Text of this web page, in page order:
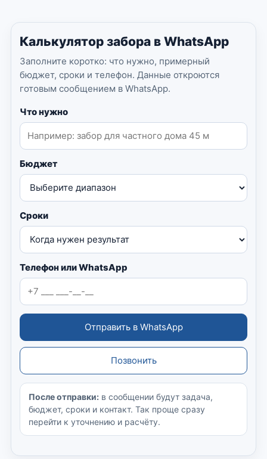
Калькулятор забора в WhatsApp
Заполните коротко: что нужно, примерный
бюджет, сроки и телефон. Данные откроются
готовым сообщением в WhatsApp.
Что нужно
Бюджет
Сроки
Телефон или WhatsApp
Отправить в WhatsApp
Позвонить
После отправки: в сообщении будут задача,
бюджет, сроки и контакт. Так проще сразу
перейти к уточнению и расчёту.